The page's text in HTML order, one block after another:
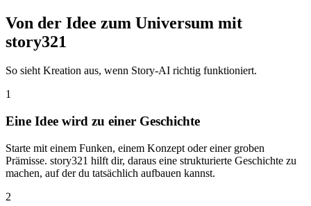
Von der Idee zum Universum mit
story321
So sieht Kreation aus, wenn Story-AI richtig funktioniert.
1
Eine Idee wird zu einer Geschichte
Starte mit einem Funken, einem Konzept oder einer groben
Prämisse. story321 hilft dir, daraus eine strukturierte Geschichte zu
machen, auf der du tatsächlich aufbauen kannst.
2